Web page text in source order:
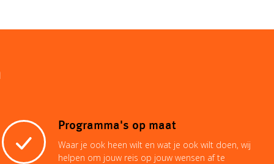
Programma's op maat
Waar je ook heen wilt en wat je ook wilt doen, wij
helpen om jouw reis op jouw wensen af te